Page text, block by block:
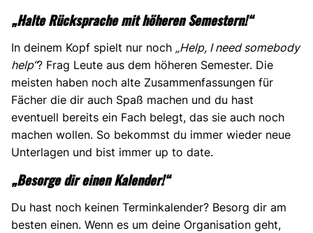
„Halte Rücksprache mit höheren Semestern!“
In deinem Kopf spielt nur noch „Help, I need somebody
help“? Frag Leute aus dem höheren Semester. Die
meisten haben noch alte Zusammenfassungen für
Fächer die dir auch Spaß machen und du hast
eventuell bereits ein Fach belegt, das sie auch noch
machen wollen. So bekommst du immer wieder neue
Unterlagen und bist immer up to date.
„Besorge dir einen Kalender!“
Du hast noch keinen Terminkalender? Besorg dir am
besten einen. Wenn es um deine Organisation geht,